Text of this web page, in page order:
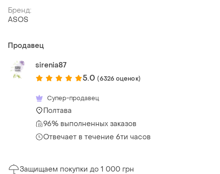
Бренд:
ASOS
Продавец
sirenia87
5.0 (6326 оценок)
Супер-продавец
Полтава
96% выполненных заказов
Отвечает в течение 6ти часов
Защищаем покупки до 1 000 грн